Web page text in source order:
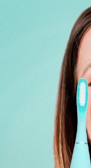
FAQ™ Pure
BREAKING
issa™ Teeth
Français